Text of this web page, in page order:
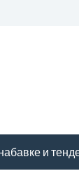
и